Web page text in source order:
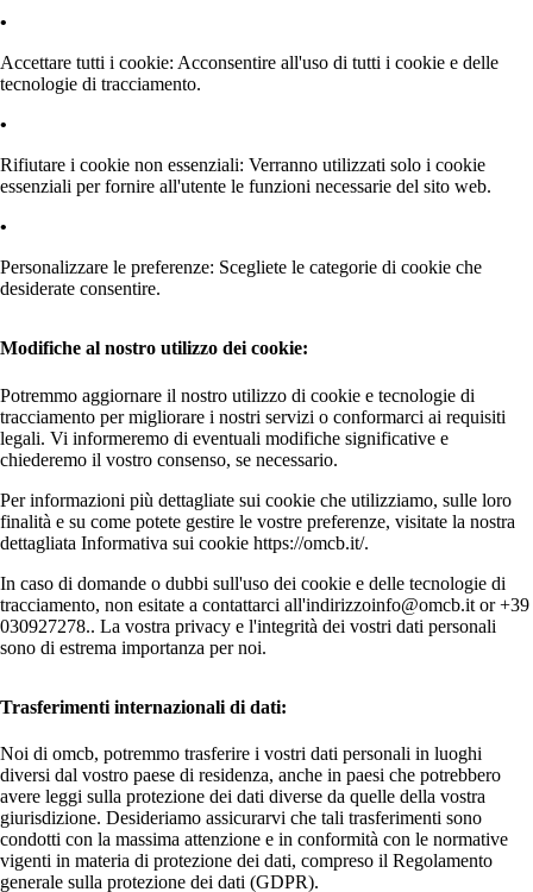
Accettare tutti i cookie: Acconsentire all'uso di tutti i cookie e delle
tecnologie di tracciamento.
Rifiutare i cookie non essenziali: Verranno utilizzati solo i cookie
essenziali per fornire all'utente le funzioni necessarie del sito web.
Personalizzare le preferenze: Scegliete le categorie di cookie che
desiderate consentire.
Modifiche al nostro utilizzo dei cookie:
Potremmo aggiornare il nostro utilizzo di cookie e tecnologie di
tracciamento per migliorare i nostri servizi o conformarci ai requisiti
legali. Vi informeremo di eventuali modifiche significative e
chiederemo il vostro consenso, se necessario.
Per informazioni più dettagliate sui cookie che utilizziamo, sulle loro
finalità e su come potete gestire le vostre preferenze, visitate la nostra
dettagliata Informativa sui cookie https://omcb.it/.
In caso di domande o dubbi sull'uso dei cookie e delle tecnologie di
tracciamento, non esitate a contattarci all'indirizzoinfo@omcb.it or +39
030927278.. La vostra privacy e l'integrità dei vostri dati personali
sono di estrema importanza per noi.
Trasferimenti internazionali di dati:
Noi di omcb, potremmo trasferire i vostri dati personali in luoghi
diversi dal vostro paese di residenza, anche in paesi che potrebbero
avere leggi sulla protezione dei dati diverse da quelle della vostra
giurisdizione. Desideriamo assicurarvi che tali trasferimenti sono
condotti con la massima attenzione e in conformità con le normative
vigenti in materia di protezione dei dati, compreso il Regolamento
generale sulla protezione dei dati (GDPR).